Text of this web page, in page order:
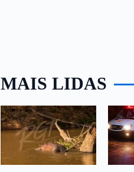
MAIS LIDAS